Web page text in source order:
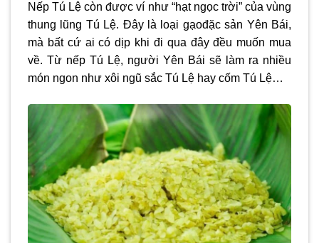
Nếp Tú Lệ còn được ví như “hạt ngọc trời” của vùng
thung lũng Tú Lệ. Đây là loại gạođặc sản Yên Bái,
mà bất cứ ai có dịp khi đi qua đây đều muốn mua
về. Từ nếp Tú Lệ, người Yên Bái sẽ làm ra nhiều
món ngon như xôi ngũ sắc Tú Lệ hay cốm Tú Lệ…